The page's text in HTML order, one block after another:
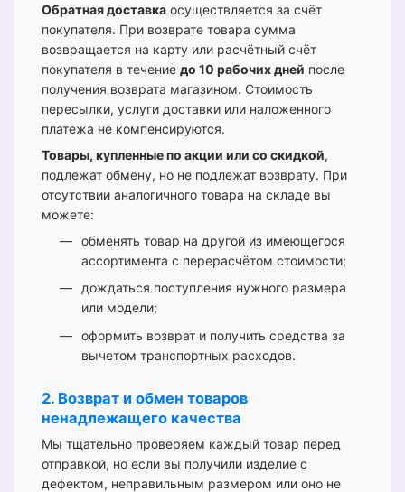
Обратная доставка осуществляется за счёт
покупателя. При возврате товара сумма
возвращается на карту или расчётный счёт
покупателя в течение до 10 рабочих дней после
получения возврата магазином. Стоимость
пересылки, услуги доставки или наложенного
платежа не компенсируются.
Товары, купленные по акции или со скидкой,
подлежат обмену, но не подлежат возврату. При
отсутствии аналогичного товара на складе вы
можете:
обменять товар на другой из имеющегося
ассортимента с перерасчётом стоимости;
дождаться поступления нужного размера
или модели;
оформить возврат и получить средства за
вычетом транспортных расходов.
2. Возврат и обмен товаров
ненадлежащего качества
Мы тщательно проверяем каждый товар перед
отправкой, но если вы получили изделие с
дефектом, неправильным размером или оно не